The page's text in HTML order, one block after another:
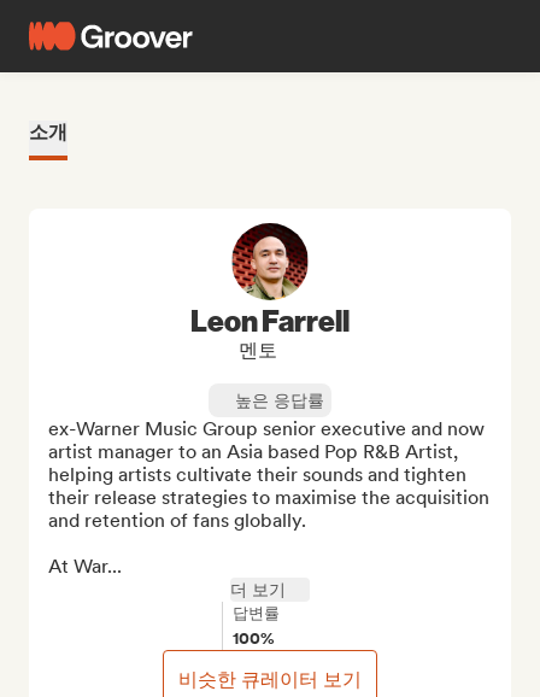
소개
Leon Farrell
멘토
높은 응답률
ex-Warner Music Group senior executive and now
artist manager to an Asia based Pop R&B Artist,
helping artists cultivate their sounds and tighten
their release strategies to maximise the acquisition
and retention of fans globally.
At War...
더 보기
답변률
100%
비슷한 큐레이터 보기